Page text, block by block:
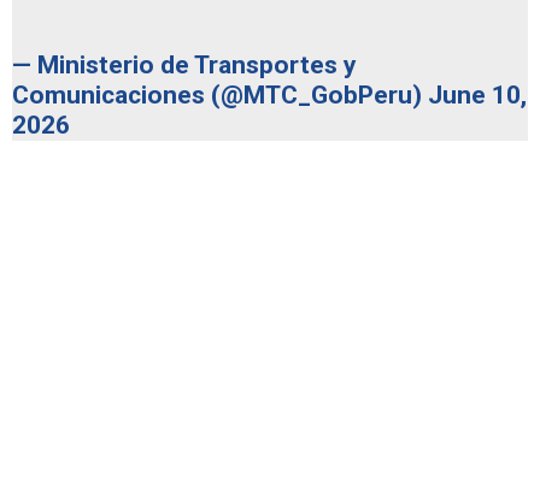
— Ministerio de Transportes y
Comunicaciones (@MTC_GobPeru) June 10,
2026